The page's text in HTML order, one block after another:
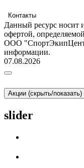
Контакты
Данный ресурс носит
офертой,
ООО
информации.
07.08.2026
Акции (скрыть/показать)
slider